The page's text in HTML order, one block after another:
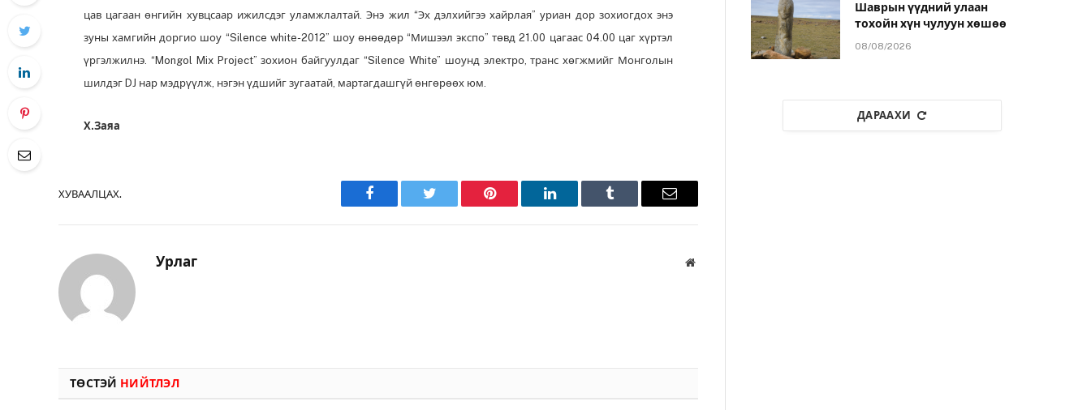
цав цагаан өнгийн хувцсаар ижилсдэг уламжлалтай. Энэ жил “Эх дэлхийгээ хайрлая” уриан дор зохиогдох энэ
зуны хамгийн доргио шоу “Silence white-2012” шоу өнөөдөр “Мишээл экспо” төвд 21.00 цагаас 04.00 цаг хүртэл
үргэлжилнэ. “Mongol Mix Project” зохион байгуулдаг “Silence White” шоунд электро, транс хөгжмийг Монголын
шилдэг DJ нар мэдрүүлж, нэгэн үдшийг зугаатай, мартагдашгүй өнгөрөөх юм.
Х.Заяа
ХУВААЛЦАХ.
Facebook Twitter Pinterest LinkedIn Tumblr Имэйл
Урлаг Вэбсайт
ТӨСТЭЙ НИЙТЛЭЛ
Шаврын үүдний улаан
тохойн хүн чулуун хөшөө
08/08/2026
ДАРААХИ